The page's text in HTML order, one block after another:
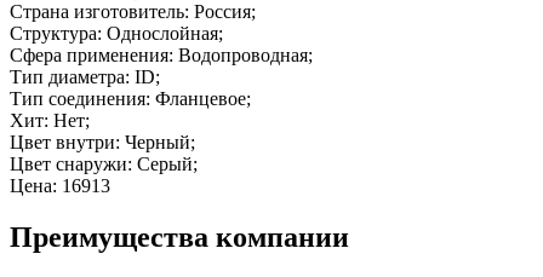
Страна изготовитель: Россия;
Структура: Однослойная;
Сфера применения: Водопроводная;
Тип диаметра: ID;
Тип соединения: Фланцевое;
Хит: Нет;
Цвет внутри: Черный;
Цвет снаружи: Серый;
Цена: 16913
Преимущества компании